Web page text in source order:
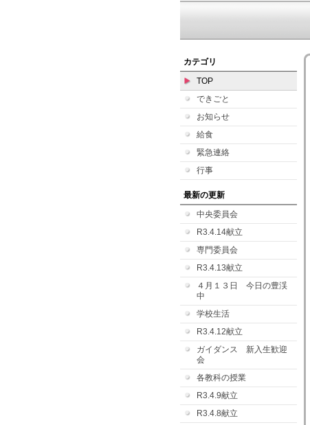
カテゴリ
TOP
できごと
お知らせ
給食
緊急連絡
行事
最新の更新
中央委員会
R3.4.14献立
専門委員会
R3.4.13献立
４月１３日 今日の豊渓
中
学校生活
R3.4.12献立
ガイダンス 新入生歓迎
会
各教科の授業
R3.4.9献立
R3.4.8献立